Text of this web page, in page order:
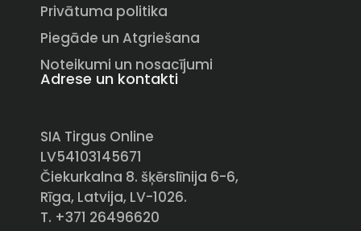
Privātuma politika
Piegāde un Atgriešana
Noteikumi un nosacījumi
Adrese un kontakti
SIA Tirgus Online
LV54103145671
Čiekurkalna 8. šķērslīnija 6-6,
Rīga, Latvija, LV-1026.
T. +371 26496620